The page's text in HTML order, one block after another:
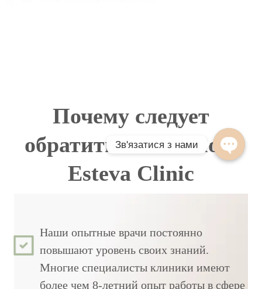
Почему следует
обратиться именно в
Esteva Clinic
Наши опытные врачи постоянно
повышают уровень своих знаний.
Многие специалисты клиники имеют
более чем 8-летний опыт работы в сфере